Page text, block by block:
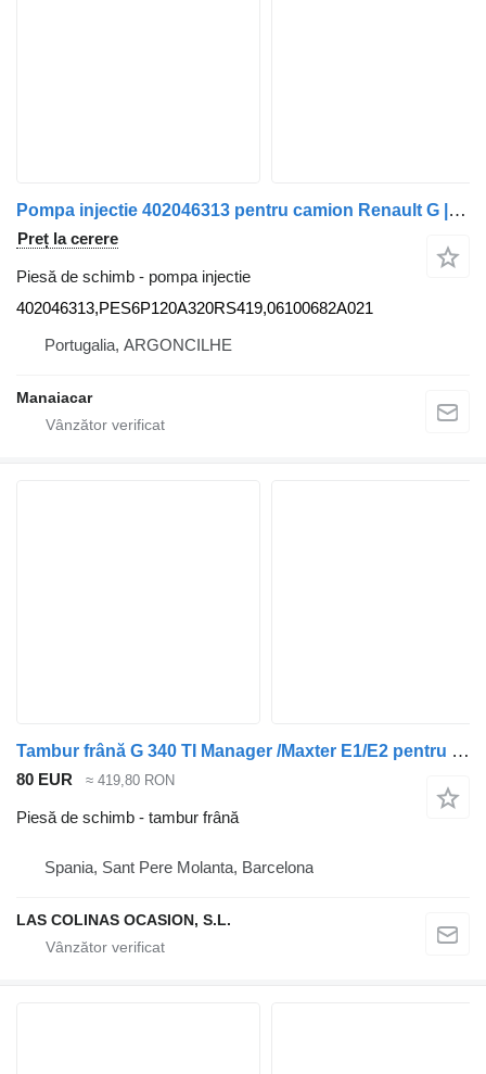
Pompa injectie 402046313 pentru camion Renault G | 82 - 91
Preț la cerere
Piesă de schimb - pompa injectie
402046313,PES6P120A320RS419,06100682A021
Portugalia, ARGONCILHE
Manaiacar
Tambur frână G 340 TI Manager /Maxter E1/E2 pentru camion Renault G 340 TI Manager /Maxter E1/E2
80 EUR ≈ 419,80 RON
Piesă de schimb - tambur frână
Spania, Sant Pere Molanta, Barcelona
LAS COLINAS OCASION, S.L.